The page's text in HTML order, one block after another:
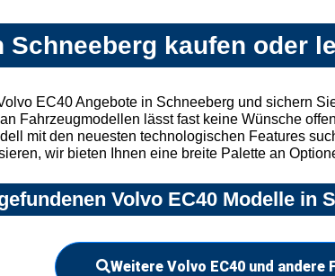
Schneeberg kaufen oder
EC40 Angebote in Schneeberg und sichern
Fahrzeugmodellen lässt fast keine Wünsche
mit den neuesten technologischen Features
wir bieten Ihnen eine breite Palette an
Volvo EC40 Modelle in
Weitere Volvo EC40 und andere